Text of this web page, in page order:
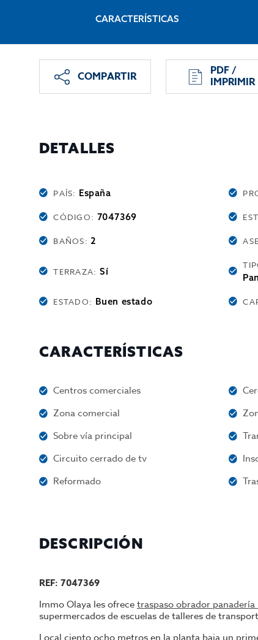
CARACTERÍSTICAS
COMPARTIR PDF /
IMPRIMIR
DETALLES
PAÍS: España
CÓDIGO: 7047369
BAÑOS:2
TERRAZA: Sí
ESTADO: Buen estado
CARACTERÍSTICAS
Centros comerciales
Zona comercial
Sobre vía principal
Circuito cerrado de tv
Reformado
DESCRIPCIÓN
REF: 7047369
Immo Olaya les ofrecetraspaso obrador panadería
supermercados de escuelas de talleres de